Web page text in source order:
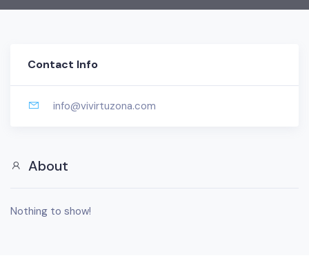
Contact Info
info@vivirtuzona.com
About
Nothing to show!